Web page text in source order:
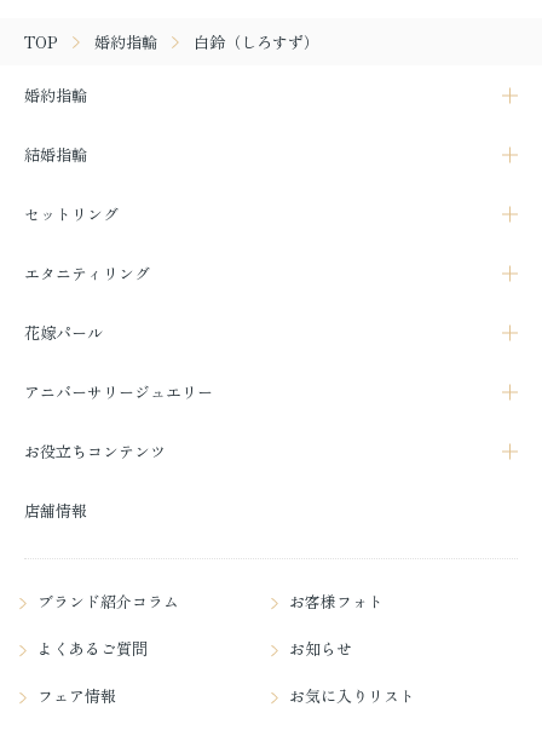
TOP 婚約指輪 白鈴（しろすず）
婚約指輪
結婚指輪
セットリング
エタニティリング
花嫁パール
アニバーサリージュエリー
お役立ちコンテンツ
店舗情報
ブランド紹介コラム お客様フォト
よくあるご質問 お知らせ
フェア情報 お気に入りリスト